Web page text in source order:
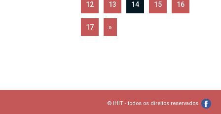
12 13 14 15 16
17 »
© IHIT - todos os direitos reservados.